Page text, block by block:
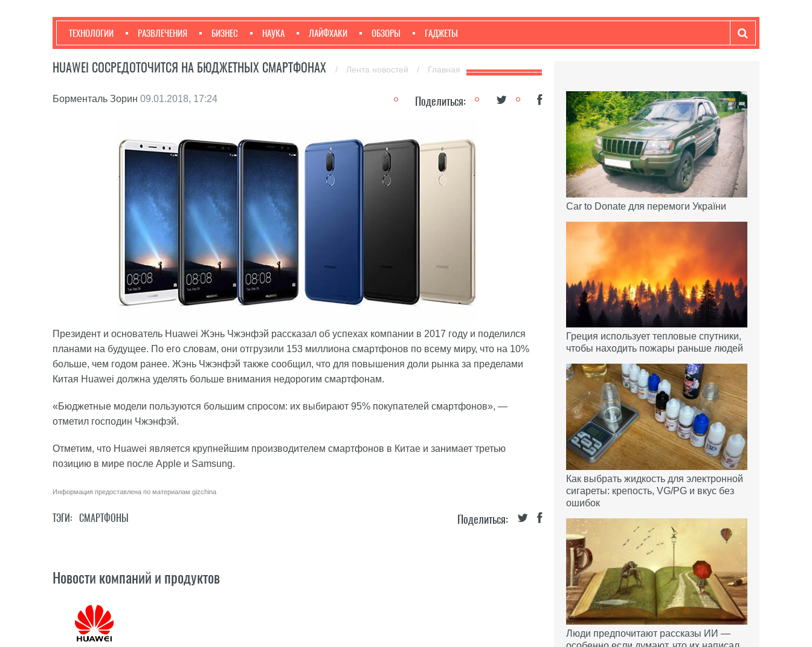
ТЕХНОЛОГИИ РАЗВЛЕЧЕНИЯ БИЗНЕС НАУКА ЛАЙФХАКИ ОБЗОРЫ ГАДЖЕТЫ
HUAWEI СОСРЕДОТОЧИТСЯ НА БЮДЖЕТНЫХ СМАРТФОНАХ / Лента новостей / Главная
Борменталь Зорин 09.01.2018, 17:24 Поделиться:
Президент и основатель Huawei Жэнь Чжэнфэй рассказал об успехах компании в 2017 году и поделился
планами на будущее. По его словам, они отгрузили 153 миллиона смартфонов по всему миру, что на 10%
больше, чем годом ранее. Жэнь Чжэнфэй также сообщил, что для повышения доли рынка за пределами
Китая Huawei должна уделять больше внимания недорогим смартфонам.
«Бюджетные модели пользуются большим спросом: их выбирают 95% покупателей смартфонов», —
отметил господин Чжэнфэй.
Отметим, что Huawei является крупнейшим производителем смартфонов в Китае и занимает третью
позицию в мире после Apple и Samsung.
Информация предоставлена по материалам gizchina
Поделиться:
ТЭГИ: СМАРТФОНЫ
Новости компаний и продуктов
Car to Donate для перемоги України
Греция использует тепловые спутники,
чтобы находить пожары раньше людей
Как выбрать жидкость для электронной
сигареты: крепость, VG/PG и вкус без
ошибок
Люди предпочитают рассказы ИИ —